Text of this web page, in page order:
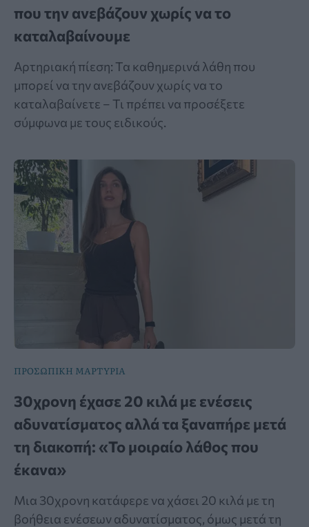
που την ανεβάζουν χωρίς να το
καταλαβαίνουμε
Αρτηριακή πίεση: Τα καθημερινά λάθη που
μπορεί να την ανεβάζουν χωρίς να το
καταλαβαίνετε – Τι πρέπει να προσέξετε
σύμφωνα με τους ειδικούς.
ΠΡΟΣΩΠΙΚΗ ΜΑΡΤΥΡΙΑ
30χρονη έχασε 20 κιλά με ενέσεις
αδυνατίσματος αλλά τα ξαναπήρε μετά
τη διακοπή: «Το μοιραίο λάθος που
έκανα»
Μια 30χρονη κατάφερε να χάσει 20 κιλά με τη
βοήθεια ενέσεων αδυνατίσματος, όμως μετά τη